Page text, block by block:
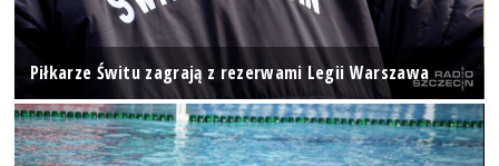
Piłkarze Świtu zagrają z rezerwami Legii Warszawa